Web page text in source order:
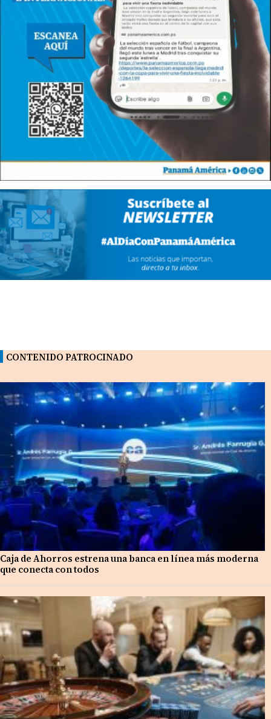
CONTENIDO PATROCINADO
Caja de Ahorros estrena una banca en línea más moderna
que conecta con todos